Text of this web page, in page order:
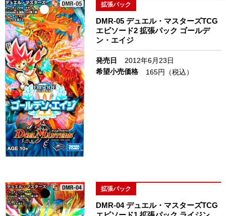
拡張パック
DMR-05 デュエル・マスターズTCG
エピソード2 拡張パック ゴールデ
ン・エイジ
発売日
2012年6月23日
希望小売価格
165円（税込）
拡張パック
DMR-04 デュエル・マスターズTCG